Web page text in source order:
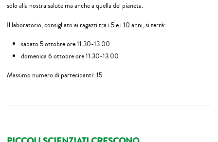
solo alla nostra salute ma anche a quella del pianeta.
Il laboratorio, consigliato ai ragazzi tra i 5 e i 10 anni, si terrà:
sabato 5 ottobre ore 11.30-13.00
domenica 6 ottobre ore 11.30-13.00
Massimo numero di partecipanti: 15